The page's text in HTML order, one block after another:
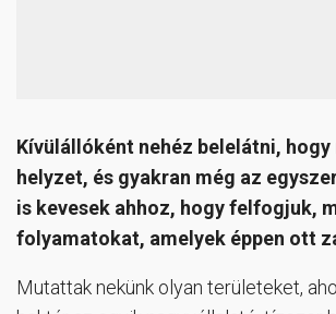
Kívülállóként nehéz belelátni,
helyzet, és gyakran még az
is kevesek ahhoz, hogy felfogjuk,
folyamatokat, amelyek éppen ott
Mutattak nekünk olyan területeket,